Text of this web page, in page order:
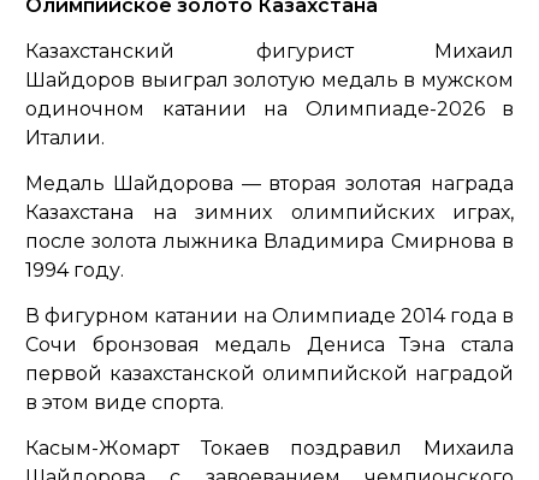
Олимпийское золото Казахстана
Казахстанский фигурист Михаил
Шайдоров выиграл золотую медаль в мужском
одиночном катании на Олимпиаде-2026 в
Италии.
Медаль Шайдорова — вторая золотая награда
Казахстана на зимних олимпийских играх,
после золота лыжника Владимира Смирнова в
1994 году.
В фигурном катании на Олимпиаде 2014 года в
Сочи бронзовая медаль Дениса Тэна стала
первой казахстанской олимпийской наградой
в этом виде спорта.
Касым-Жомарт Токаев поздравил Михаила